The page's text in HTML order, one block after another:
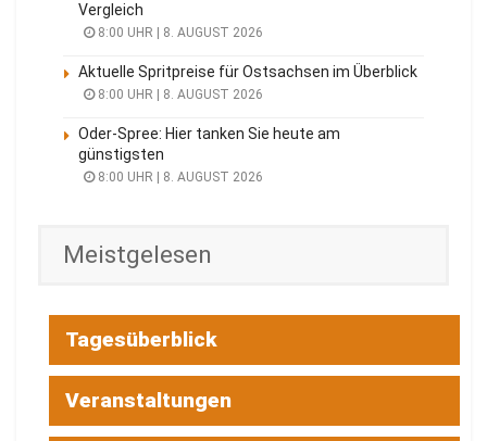
Vergleich
8:00 UHR | 8. AUGUST 2026
Aktuelle Spritpreise für Ostsachsen im Überblick
8:00 UHR | 8. AUGUST 2026
Oder-Spree: Hier tanken Sie heute am
günstigsten
8:00 UHR | 8. AUGUST 2026
Meistgelesen
Tagesüberblick
Veranstaltungen